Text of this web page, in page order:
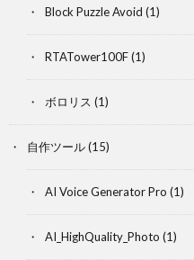
Block Puzzle Avoid (1)
RTATower100F(1)
ボロリス (1)
自作ツール(15)
AI Voice Generator Pro (1)
AI_HighQuality_Photo (1)